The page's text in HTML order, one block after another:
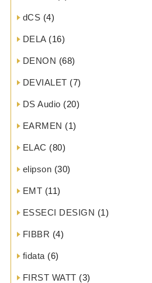
dCS (4)
DELA(16)
DENON (68)
DEVIALET (7)
DS Audio (20)
EARMEN (1)
ELAC (80)
elipson (30)
EMT (11)
ESSECI DESIGN (1)
FIBBR (4)
fidata (6)
FIRST WATT (3)